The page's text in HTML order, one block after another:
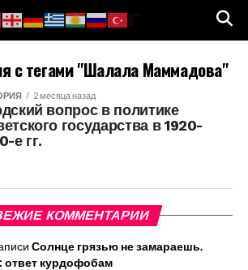
с тегами "Шалала Маммадова"
2 месяца назад
вопрос в политике
государства в 1920-
е гг.
КОММЕНТАРИИ
Солнце грязью не замараешь.
ответ курдофобам